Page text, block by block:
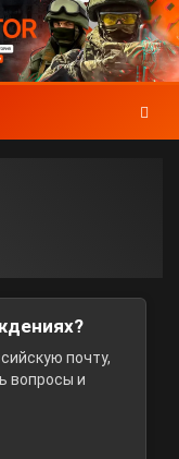
почту,
вопросы и